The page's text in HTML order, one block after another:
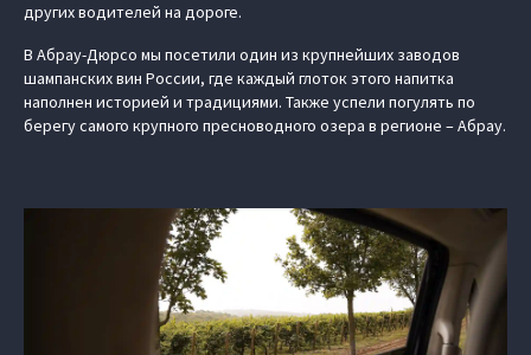
других водителей на дороге.
В Абрау-Дюрсо мы посетили один из крупнейших заводов
шампанских вин России, где каждый глоток этого напитка
наполнен историей и традициями. Также успели погулять по
берегу самого крупного пресноводного озера в регионе – Абрау.